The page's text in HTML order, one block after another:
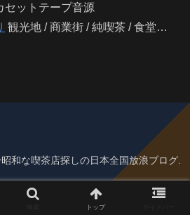
ットテープ音源
観光地 / 商業街 / 純喫茶 / 食堂…
和な喫茶店探しの日本全国放浪ブログ.
トップ